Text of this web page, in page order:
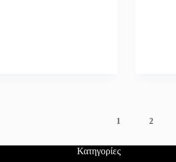
1 2
Κατηγορίες